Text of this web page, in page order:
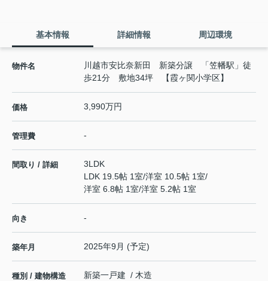
基本情報 詳細情報 周辺環境
物件名
川越市安比奈新田 新築分譲 「笠幡駅」徒
歩21分 敷地34坪 【霞ヶ関小学区】
価格 3,990万円
管理費 -
間取り / 詳細
3LDK
LDK 19.5帖 1室/洋室 10.5帖 1室/
洋室 6.8帖 1室/洋室 5.2帖 1室
向き -
築年月 2025年9月 (予定)
種別 / 建物構造 新築一戸建 / 木造